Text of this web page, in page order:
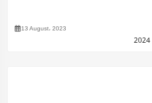
13 August، 2023